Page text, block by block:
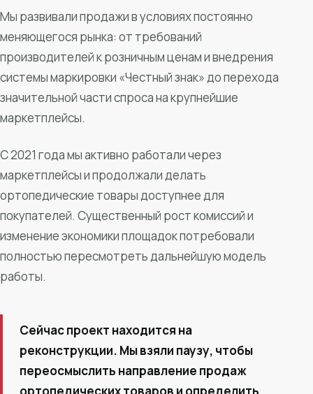
Мы развивали продажи в условиях постоянно
меняющегося рынка: от требований
производителей к розничным ценам и внедрения
системы маркировки «Честный знак» до перехода
значительной части спроса на крупнейшие
маркетплейсы.
С 2021 года мы активно работали через
маркетплейсы и продолжали делать
ортопедические товары доступнее для
покупателей. Существенный рост комиссий и
изменение экономики площадок потребовали
полностью пересмотреть дальнейшую модель
работы.
Сейчас проект находится на
реконструкции. Мы взяли паузу, чтобы
переосмыслить направление продаж